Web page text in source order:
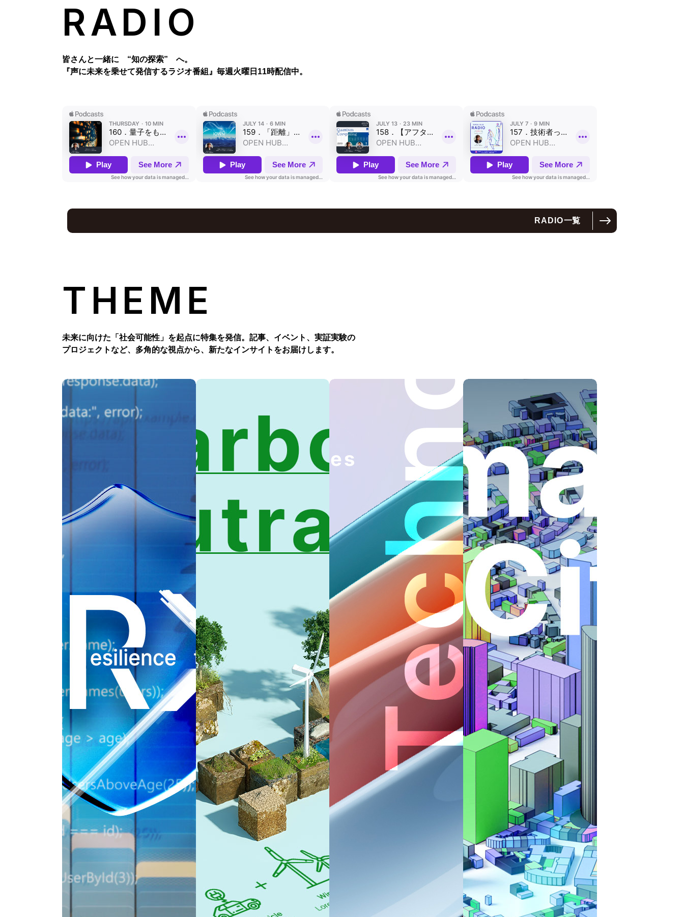
RADIO
皆さんと一緒に “知の探索” へ。
『声に未来を乗せて発信するラジオ番組』 毎週火曜日11時配信中。
RADIO一覧
THEME
未来に向けた「社会可能性」を起点に特集を発信。記事、イベント、実証実験の
プロジェクトなど、多角的な視点から、新たなインサイトをお届けします。